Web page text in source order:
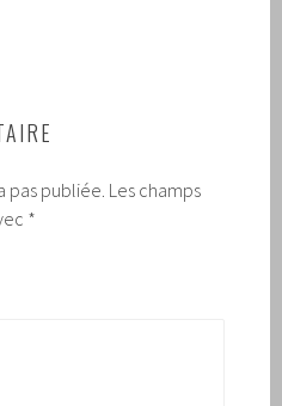
pas publiée. Les champs
*